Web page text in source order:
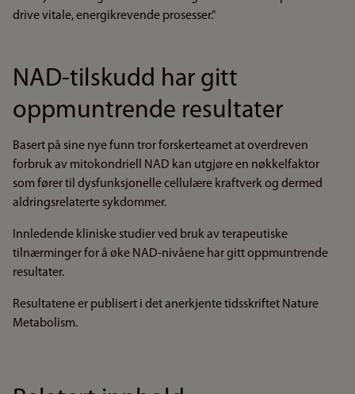
drive vitale, energikrevende prosesser."
NAD-tilskudd har gitt
oppmuntrende resultater
Basert på sine nye funn tror forskerteamet at overdreven
forbruk av mitokondriell NAD kan utgjøre en nøkkelfaktor
som fører til dysfunksjonelle cellulære kraftverk og dermed
aldringsrelaterte sykdommer.
Innledende kliniske studier ved bruk av terapeutiske
tilnærminger for å øke NAD-nivåene har gitt oppmuntrende
resultater.
Resultatene er publisert i det anerkjente tidsskriftet Nature
Metabolism.